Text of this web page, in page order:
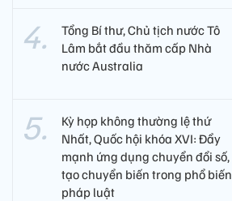
Tổng Bí thư, Chủ tịch nước Tô
Lâm bắt đầu thăm cấp Nhà
nước Australia
Kỳ họp không thường lệ thứ
Nhất, Quốc hội khóa XVI: Đẩy
mạnh ứng dụng chuyển đổi số,
tạo chuyển biến trong phổ biến
pháp luật